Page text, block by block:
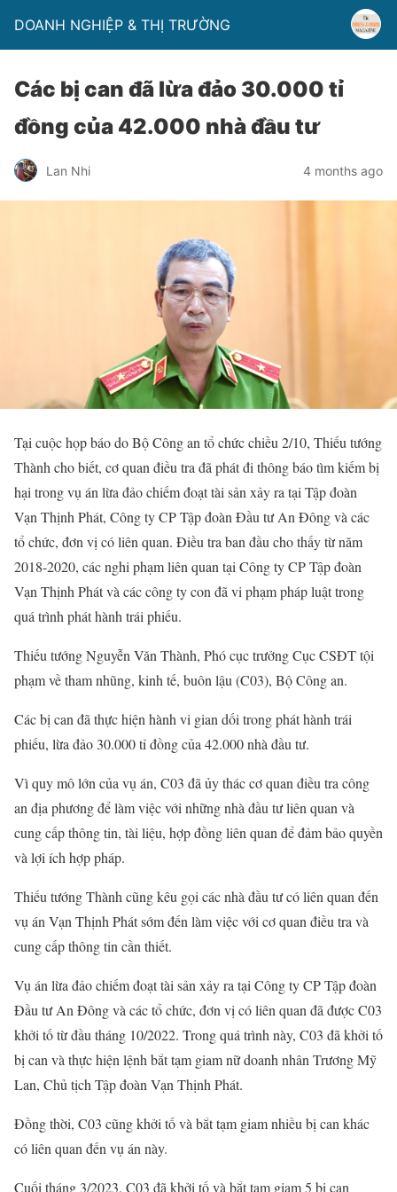
DOANH NGHIỆP & THỊ TRƯỜNG
Các bị can đã lừa đảo 30.000 tỉ
đồng của 42.000 nhà đầu tư
Lan Nhi 4 months ago
Tại cuộc họp báo do Bộ Công an tổ chức chiều 2/10, Thiếu tướng
Thành cho biết, cơ quan điều tra đã phát đi thông báo tìm kiếm bị
hại trong vụ án lừa đảo chiếm đoạt tài sản xảy ra tại Tập đoàn
Vạn Thịnh Phát, Công ty CP Tập đoàn Đầu tư An Đông và các
tổ chức, đơn vị có liên quan. Điều tra ban đầu cho thấy từ năm
2018-2020, các nghi phạm liên quan tại Công ty CP Tập đoàn
Vạn Thịnh Phát và các công ty con đã vi phạm pháp luật trong
quá trình phát hành trái phiếu.
Thiếu tướng Nguyễn Văn Thành, Phó cục trưởng Cục CSĐT tội
phạm về tham nhũng, kinh tế, buôn lậu (C03), Bộ Công an.
Các bị can đã thực hiện hành vi gian dối trong phát hành trái
phiếu, lừa đảo 30.000 tỉ đồng của 42.000 nhà đầu tư.
Vì quy mô lớn của vụ án, C03 đã ủy thác cơ quan điều tra công
an địa phương để làm việc với những nhà đầu tư liên quan và
cung cấp thông tin, tài liệu, hợp đồng liên quan để đảm bảo quyền
và lợi ích hợp pháp.
Thiếu tướng Thành cũng kêu gọi các nhà đầu tư có liên quan đến
vụ án Vạn Thịnh Phát sớm đến làm việc với cơ quan điều tra và
cung cấp thông tin cần thiết.
Vụ án lừa đảo chiếm đoạt tài sản xảy ra tại Công ty CP Tập đoàn
Đầu tư An Đông và các tổ chức, đơn vị có liên quan đã được C03
khởi tố từ đầu tháng 10/2022. Trong quá trình này, C03 đã khởi tố
bị can và thực hiện lệnh bắt tạm giam nữ doanh nhân Trương Mỹ
Lan, Chủ tịch Tập đoàn Vạn Thịnh Phát.
Đồng thời, C03 cũng khởi tố và bắt tạm giam nhiều bị can khác
có liên quan đến vụ án này.
Cuối tháng 3/2023, C03 đã khởi tố và bắt tạm giam 5 bị can